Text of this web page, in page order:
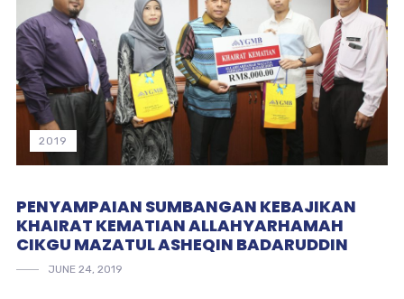
2019
PENYAMPAIAN SUMBANGAN KEBAJIKAN
KHAIRAT KEMATIAN ALLAHYARHAMAH
CIKGU MAZATUL ASHEQIN BADARUDDIN
JUNE 24, 2019